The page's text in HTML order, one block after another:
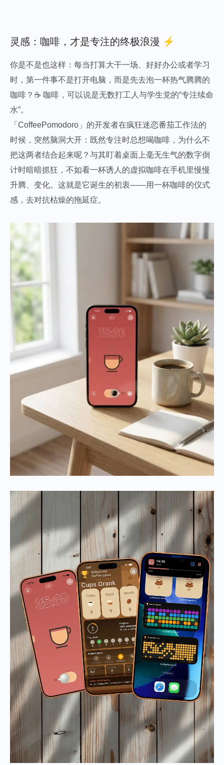
灵感：咖啡，才是专注的终极浪漫 ⚡️
你是不是也这样：每当打算大干一场、好好办公或者学习
时，第一件事不是打开电脑，而是先去泡一杯热气腾腾的
咖啡？☕️ 咖啡，可以说是无数打工人与学生党的“专注续命
水”。
「CoffeePomodoro」的开发者在疯狂迷恋番茄工作法的
时候，突然脑洞大开：既然专注时总想喝咖啡，为什么不
把这两者结合起来呢？与其盯着桌面上毫无生气的数字倒
计时暗暗抓狂，不如看一杯诱人的虚拟咖啡在手机里慢慢
升腾、变化。这就是它诞生的初衷——用一杯咖啡的仪式
感，去对抗枯燥的拖延症。